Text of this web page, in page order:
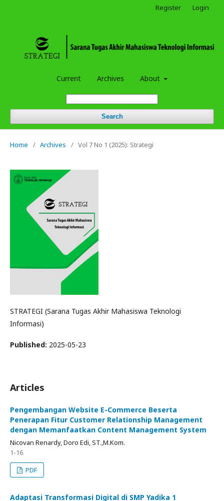
Current Archives About
Search
Register Login
Home / Archives / Vol 7 No 1 (2025): Strategi
STRATEGI (Sarana Tugas Akhir Mahasiswa Teknologi
Informasi)
Published: 2025-05-23
Articles
Pengembangan Website E-Commerce Beserta
Penerapan Fitur Customer Relationship Management
dengan Memanfaatkan Content Management System
Nicovan Renardy, Doro Edi, ST.,M.Kom.
1-16
PDF
Adaptasi Transformasi Digital di SMP Yadika 1